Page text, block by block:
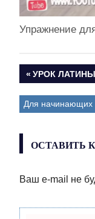
Упражнение
по
записям
ПРЕДЫДУЩАЯ
УРОК ЛАТИНЫ
Для начинающих
ОСТАВИТЬ
Ваш e-mail не